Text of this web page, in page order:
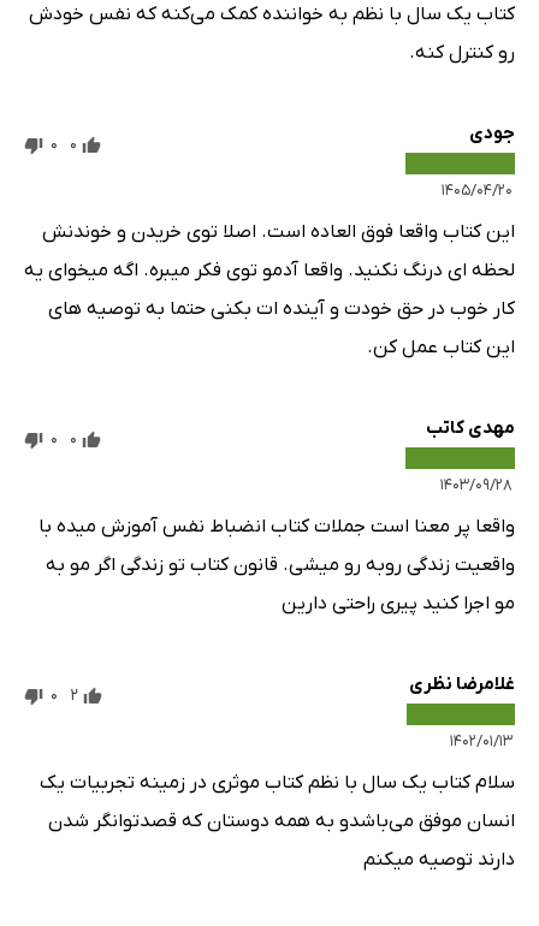
کتاب یک سال با نظم به خواننده کمک می‌کنه که نفس خودش
رو کنترل کنه.
جودی
۱۴۰۵/۰۴/۲۰
0
0
این کتاب واقعا فوق العاده است. اصلا توی خریدن و خوندنش
لحظه ای درنگ نکنید. واقعا آدمو توی فکر میبره. اگه میخوای یه
کار خوب در حق خودت و آینده ات بکنی حتما به توصیه های
این کتاب عمل کن.
مهدی کاتب
۱۴۰۳/۰۹/۲۸
0
0
واقعا پر معنا است جملات کتاب انضباط نفس آموزش میده با
واقعیت زندگی روبه رو میشی. قانون کتاب تو زندگی اگر مو به
مو اجرا کنید پیری راحتی دارین
غلامرضا نظرى
۱۴۰۲/۰۱/۱۳
2
0
سلام کتاب یک سال با نظم کتاب موثری در زمینه تجربیات یک
انسان موفق می‌باشدو به همه دوستان که قصدتوانگر شدن
دارند توصیه میکنم